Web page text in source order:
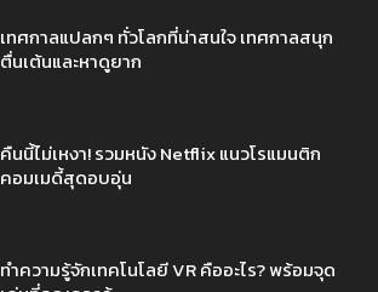
เทศกาลแปลกๆ ทั่วโลกที่น่าสนใจ เทศกาลสนุก
ตื่นเต้นและหาดูยาก
คืนนี้ไม่เหงา! รวมหนัง Netflix แนวโรแมนติก
คอมเมดี้สุดอบอุ่น
ทำความรู้จักเทคโนโลยี VR คืออะไร? พร้อมจุด